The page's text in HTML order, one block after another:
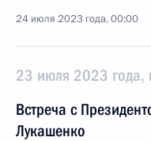
24 июля 2023 года, 00:00
23 июля 2023 года,
Встреча с
Лукашенко